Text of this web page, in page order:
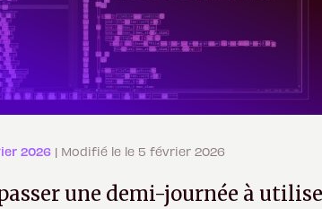
2026 | Modifié le le 5 février 2026
une demi-journée à